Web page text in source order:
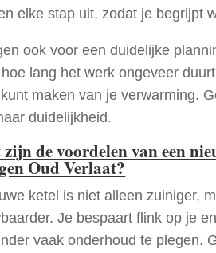
elke stap uit, zodat je begrijpt
ook voor een duidelijke
lang het werk ongeveer
maken van je verwarming.
duidelijkheid.
de voordelen van een
Oud Verlaat?
ketel is niet alleen zuiniger,
Je bespaart flink op je
vaak onderhoud te plegen.